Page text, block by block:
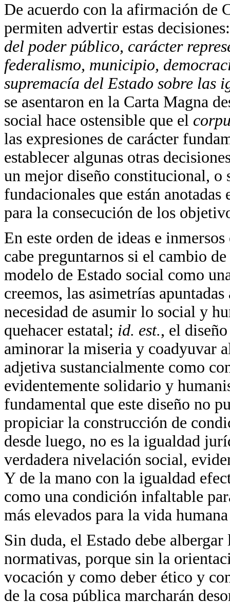
De acuerdo con la afirmación de
permiten advertir estas
del poder público, carácter
federalismo, municipio,
supremacía del Estado sobre las
se asentaron en la Carta Magna
social hace ostensible que el
las expresiones de carácter
establecer algunas otras
un mejor diseño constitucional, o
fundacionales que están anotadas
para la consecución de los
En este orden de ideas e
cabe preguntarnos si el cambio
modelo de Estado social como
creemos, las asimetrías
necesidad de asumir lo social y
quehacer estatal; id. est., el
aminorar la miseria y coadyuvar
adjetiva sustancialmente como
evidentemente solidario y
fundamental que este diseño no
propiciar la construcción de
desde luego, no es la igualdad
verdadera nivelación social,
Y de la mano con la igualdad
como una condición infaltable
más elevados para la vida
Sin duda, el Estado debe
normativas, porque sin la
vocación y como deber ético y
de la cosa pública marcharán